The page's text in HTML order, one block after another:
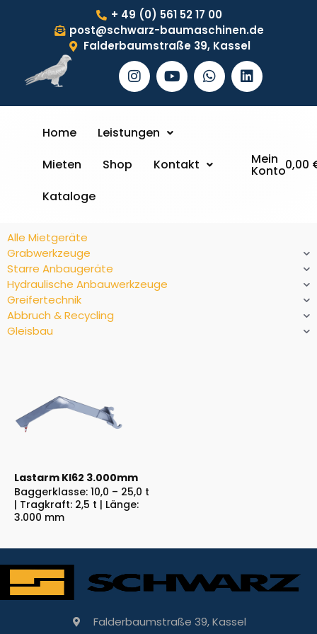
+ 49 (0) 561 52 17 00
post@schwarz-baumaschinen.de
Falderbaumstraße 39, Kassel
Home
Leistungen
Mieten
Shop
Kontakt
Kataloge
Mein
Konto0,00
Alle Mietgeräte
Grabwerkzeuge
Starre Anbaugeräte
Hydraulische Anbauwerkzeuge
Greifertechnik
Abbruch & Recycling
Gleisbau
Lastarm Kl62 3.000mm
Baggerklasse: 10,0 – 25,0 t
| Tragkraft: 2,5 t | Länge:
3.000 mm
Falderbaumstraße 39, Kassel